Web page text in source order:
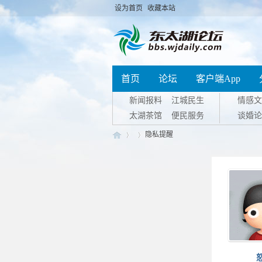
设为首页 收藏本站
首页 论坛 客户端App
新闻报料
江城民生
太湖茶馆
便民服务
情感
谈婚
隐私提醒